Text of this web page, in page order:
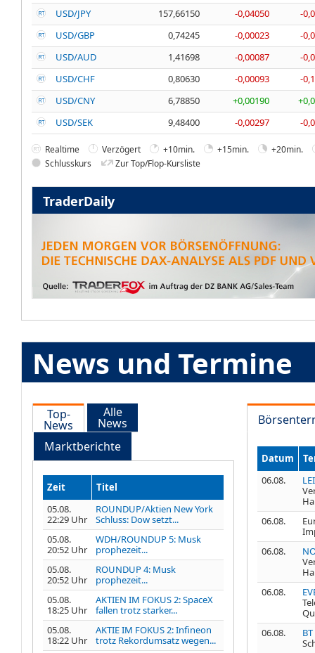
USD/JPY
157,66150 -0,04050
-
USD/GBP
0,74245 -0,00023
-
USD/AUD
1,41698 -0,00087
-
USD/CHF
0,80630 -0,00093
-
USD/CNY
6,78850 +0,00190
USD/SEK
9,48400 -0,00297 -
Realtime Verzögert +10min. +15min.
+20min.
Schlusskurs
Zur Top/Flop-Kursliste
TraderDaily
News und Termine
Top-
News
Alle
News
Marktberichte
Zeit
Titel
05.08.
22:29 Uhr
ROUNDUP/Aktien New York
Schluss: Dow setzt...
05.08.
20:52 Uhr
WDH/ROUNDUP 5: Musk
prophezeit...
05.08.
20:52 Uhr
ROUNDUP 4: Musk
prophezeit...
05.08.
18:25 Uhr
AKTIEN IM FOKUS 2: SpaceX
fallen trotz starker...
05.08.
18:22 Uhr
AKTIE IM FOKUS 2: Infineon
trotz Rekordumsatz wegen...
Datum
06.08.
06.08.
06.08.
06.08.
06.08.